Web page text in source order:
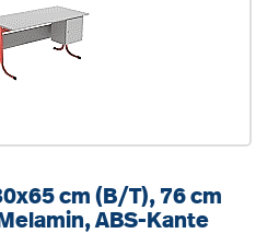
cm (B/T), 76 cm
ABS-Kante